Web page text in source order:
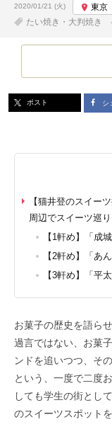
投稿日:
2020/01/21 (火)
東京
たい焼き・大判焼き
ポスト シ
【猫井登のスイー
周辺でスイーツ巡
【1軒め】「成
【2軒め】「あん
【3軒め】「平
お菓子の歴史を語ら
過言ではない、お菓
ンドを追いつつ、そ
という、一度で二度
しても学生の街とし
のスイーツスポット